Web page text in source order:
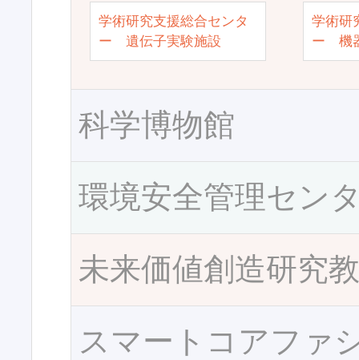
学術研究支援総合センタ
ー 遺伝子実験施設
学術研
ー 機
科学博物館
環境安全管理セン
未来価値創造研究
スマートコアファ